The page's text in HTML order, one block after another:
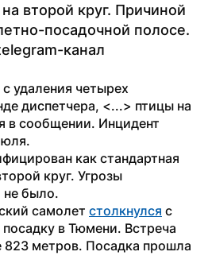
второй круг. Причиной
посадочной полосе.
канал
удаления четырех
диспетчера, <...> птицы на
в сообщении. Инцидент
как стандартная
круг. Угрозы
не было.
самолет столкнулся с
посадку в Тюмени. Встреча
823 метров. Посадка прошла